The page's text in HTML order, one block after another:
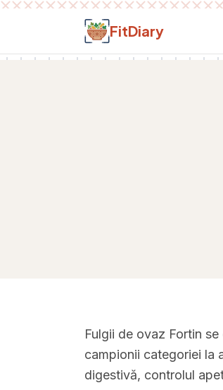
Salt la conținut
FitDiary
Fulgii de ovaz Fortin
campionii categoriei la
digestivă, controlul